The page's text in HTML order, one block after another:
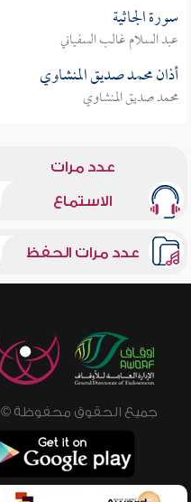
سورة الجاثية
عبد السلام غالب السفياني
أذان محمد صديق المنشاوي
محمد صديق المنشاوي
عدد مرات
الاستماع
عدد مرات الحفظ
جميع الحقوق محفوظة © 2026 - 1998 لشبكة إسلام ويب